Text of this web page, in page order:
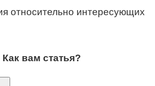
относительно интересующих
Как вам статья?